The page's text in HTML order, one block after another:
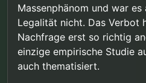
Massenphänom und war
Legalität nicht. Das Verbot
Nachfrage erst so richtig
einzige empirische Studie
auch thematisiert.